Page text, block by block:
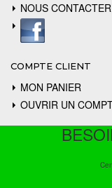
NOUS CONTACTER
COMPTE CLIENT
MON PANIER
OUVRIR UN